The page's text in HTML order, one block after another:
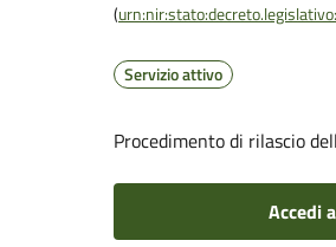
(
Servizio attivo
Procedimento di rilascio
Accedi